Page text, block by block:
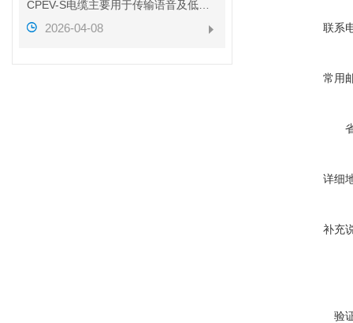
2026-04-08 联系
常用
详细
补充
验